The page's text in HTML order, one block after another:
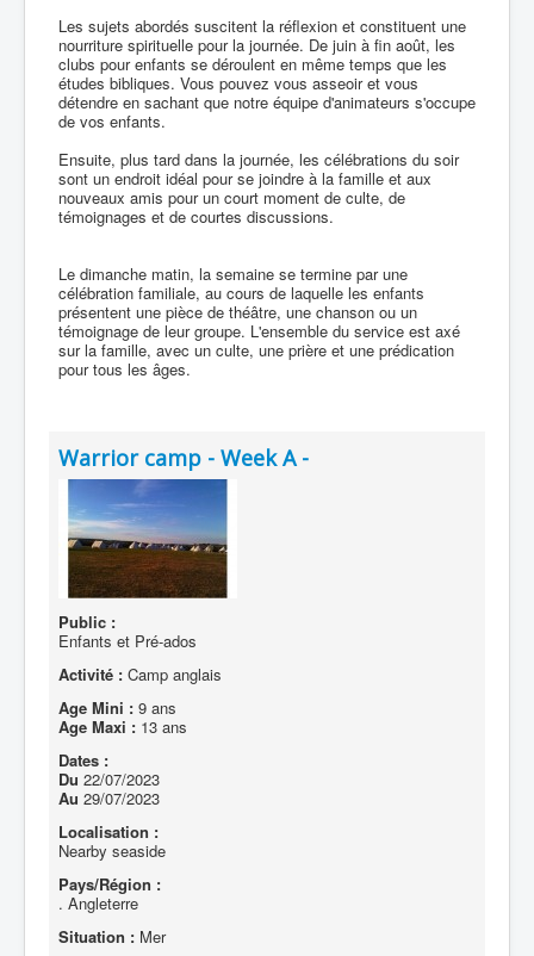
Les sujets abordés suscitent la réflexion et constituent une
nourriture spirituelle pour la journée. De juin à fin août, les
clubs pour enfants se déroulent en même temps que les
études bibliques. Vous pouvez vous asseoir et vous
détendre en sachant que notre équipe d'animateurs s'occupe
de vos enfants.
Ensuite, plus tard dans la journée, les célébrations du soir
sont un endroit idéal pour se joindre à la famille et aux
nouveaux amis pour un court moment de culte, de
témoignages et de courtes discussions.
Le dimanche matin, la semaine se termine par une
célébration familiale, au cours de laquelle les enfants
présentent une pièce de théâtre, une chanson ou un
témoignage de leur groupe. L'ensemble du service est axé
sur la famille, avec un culte, une prière et une prédication
pour tous les âges.
Warrior camp - Week A -
Public :
Enfants et Pré-ados
Activité : Camp anglais
Age Mini : 9 ans
Age Maxi : 13 ans
Dates :
Du 22/07/2023
Au 29/07/2023
Localisation :
Nearby seaside
Pays/Région :
. Angleterre
Situation : Mer